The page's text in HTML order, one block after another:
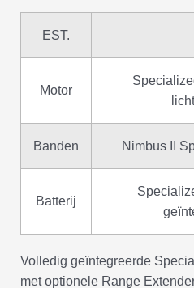
EST.
Motor
Banden Nimbus II
Batterij
Volledig geïntegreerde
met optionele Range